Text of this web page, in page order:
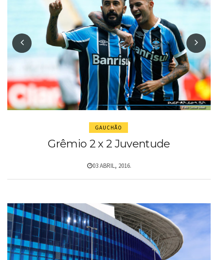
GAUCHÃO
Grêmio 2 x 2 Juventude
03 ABRIL, 2016.